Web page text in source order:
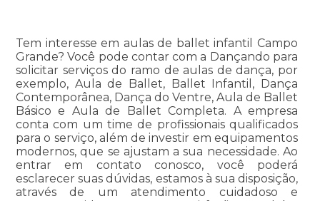
Tem interesse em aulas de ballet infantil Campo
Grande? Você pode contar com a Dançando para
solicitar serviços do ramo de aulas de dança, por
exemplo, Aula de Ballet, Ballet Infantil, Dança
Contemporânea, Dança do Ventre, Aula de Ballet
Básico e Aula de Ballet Completa. A empresa
conta com um time de profissionais qualificados
para o serviço, além de investir em equipamentos
modernos, que se ajustam a sua necessidade. Ao
entrar em contato conosco, você poderá
esclarecer suas dúvidas, estamos à sua disposição,
através de um atendimento cuidadoso e